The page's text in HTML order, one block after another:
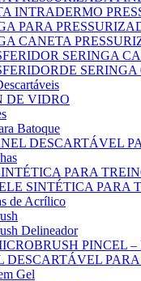
INTRADERMO
PARA
CANETA
SERINGA
DE VIDRO
Batoque
DESCARTÁVEL
PARA
SINTÉTICA PARA
de Acrílico
Delineador
PINCEL
DESCARTÁVEL PARA
Gel